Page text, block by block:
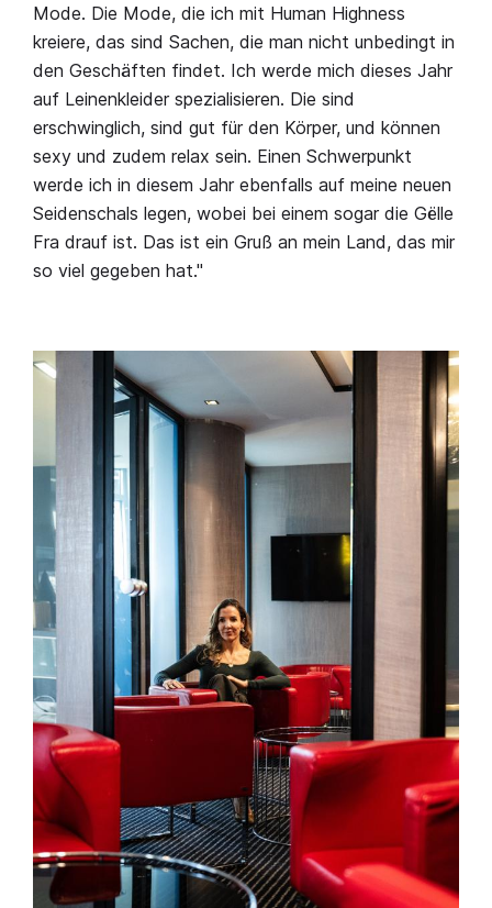
Mode. Die Mode, die ich mit Human Highness
kreiere, das sind Sachen, die man nicht unbedingt in
den Geschäften findet. Ich werde mich dieses Jahr
auf Leinenkleider spezialisieren. Die sind
erschwinglich, sind gut für den Körper, und können
sexy und zudem relax sein. Einen Schwerpunkt
werde ich in diesem Jahr ebenfalls auf meine neuen
Seidenschals legen, wobei bei einem sogar die Gëlle
Fra drauf ist. Das ist ein Gruß an mein Land, das mir
so viel gegeben hat."